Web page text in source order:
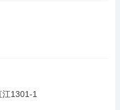
1301-1